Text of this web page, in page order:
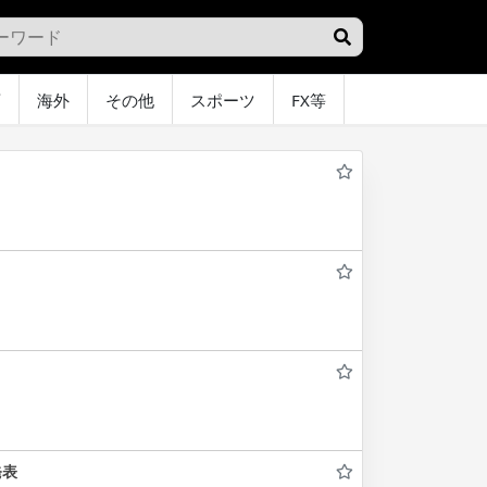
海外 その他 スポーツ FX等